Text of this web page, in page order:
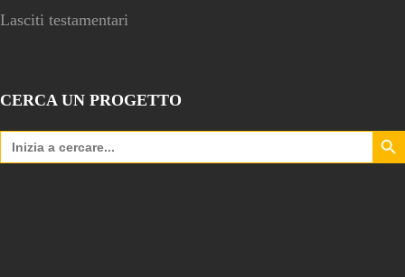
Lasciti testamentari
CERCA UN PROGETTO
Search
for:
Search